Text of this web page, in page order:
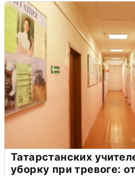
Татарстанских
уборку при тревоге: